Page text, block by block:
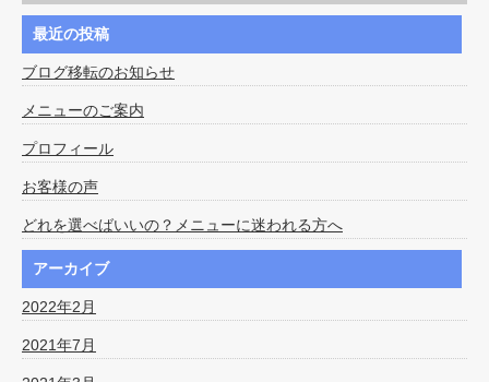
最近の投稿
ブログ移転のお知らせ
メニューのご案内
プロフィール
お客様の声
どれを選べばいいの？メニューに迷われる方へ
アーカイブ
2022年2月
2021年7月